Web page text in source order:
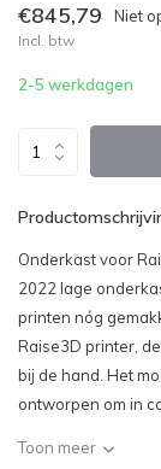
€845,79 Niet
Incl. btw
2-5 werkdagen
Onderkast voor
2022 lage
printen nóg
Raise3D printer,
bij de hand. Het
ontworpen om in
Toon meer